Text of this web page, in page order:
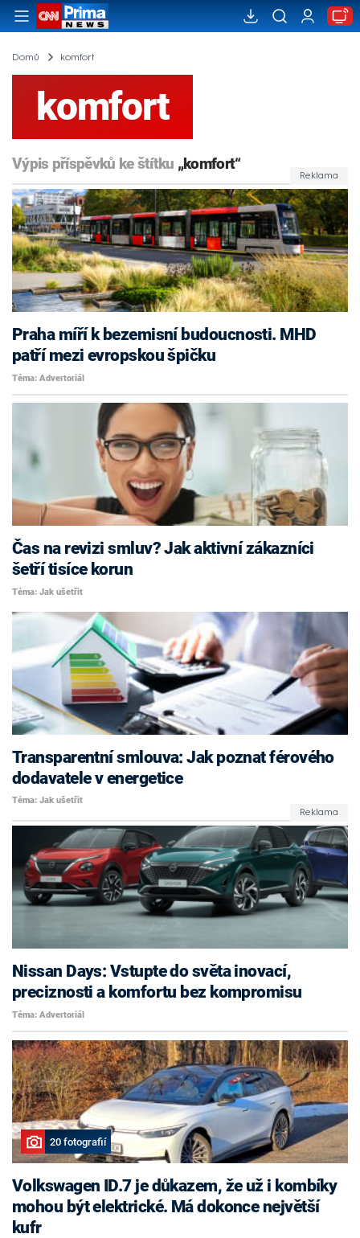
Domů komfort
komfort
Výpis příspěvků ke štítku „komfort“
Praha míří k bezemisní budoucnosti. MHD
patří mezi evropskou špičku
Téma: Advertoriál
Čas na revizi smluv? Jak aktivní zákazníci
šetří tisíce korun
Téma: Jak ušetřit
Transparentní smlouva: Jak poznat férového
dodavatele v energetice
Téma: Jak ušetřit
Nissan Days: Vstupte do světa inovací,
preciznosti a komfortu bez kompromisu
Téma: Advertoriál
20 fotografií
Volkswagen ID.7 je důkazem, že už i kombíky
mohou být elektrické. Má dokonce největší
kufr